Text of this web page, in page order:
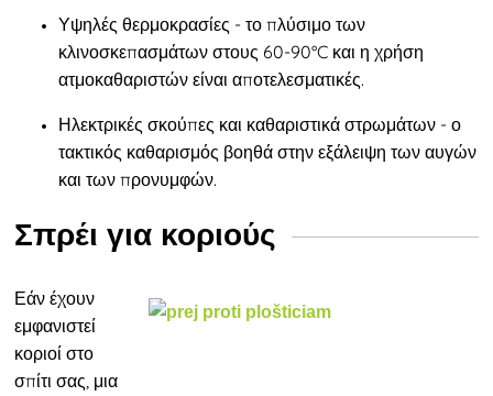
Υψηλές θερμοκρασίες - το πλύσιμο των
κλινοσκεπασμάτων στους 60-90°C και η χρήση
ατμοκαθαριστών είναι αποτελεσματικές.
Ηλεκτρικές σκούπες και καθαριστικά στρωμάτων - ο
τακτικός καθαρισμός βοηθά στην εξάλειψη των αυγών
και των προνυμφών.
Σπρέι για κοριούς
Εάν έχουν
εμφανιστεί
κοριοί στο
σπίτι σας, μια